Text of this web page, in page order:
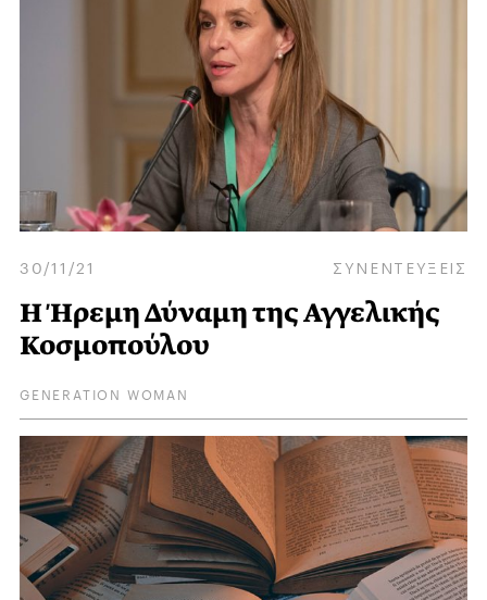
30/11/21 ΣΥΝΕΝΤΕΥΞΕΙΣ
Η Ήρεμη Δύναμη της Αγγελικής
Κοσμοπούλου
GENERATION WOMAN